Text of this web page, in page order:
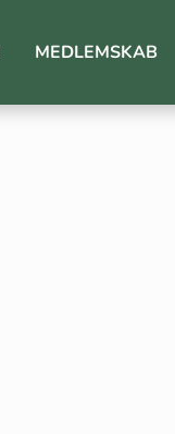
MEDLEMSKAB